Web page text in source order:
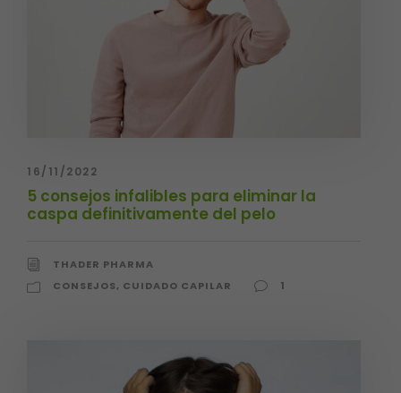
16/11/2022
5 consejos infalibles para eliminar la
caspa definitivamente del pelo
THADER PHARMA
CONSEJOS, CUIDADO CAPILAR 1